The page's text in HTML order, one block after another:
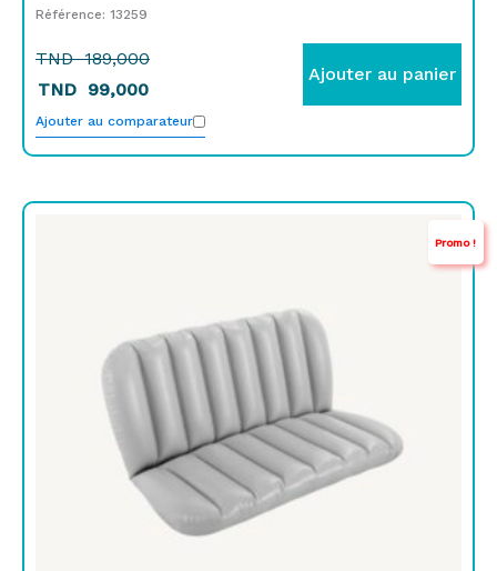
Référence: 13259
TND189,000
TND 99,000
Ajouter au panier
Ajouter au comparateur
Promo !
TND
199,000.
TND
149,000.